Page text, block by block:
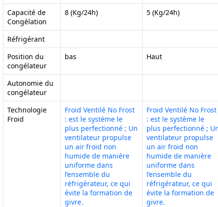
Capacité de
Congélation
8 (Kg/24h) 5 (Kg/24h)
Réfrigérant
Position du
congélateur
bas Haut
Autonomie du
congélateur
Technologie
Froid
Froid Ventilé No Frost
: est le système le
plus perfectionné ; Un
ventilateur propulse
un air froid non
humide de manière
uniforme dans
l’ensemble du
réfrigérateur, ce qui
évite la formation de
givre.
Froid Ventilé No Frost
: est le système le
plus perfectionné ;
ventilateur propulse
un air froid non
humide de manière
uniforme dans
l’ensemble du
réfrigérateur, ce qui
évite la formation de
givre.